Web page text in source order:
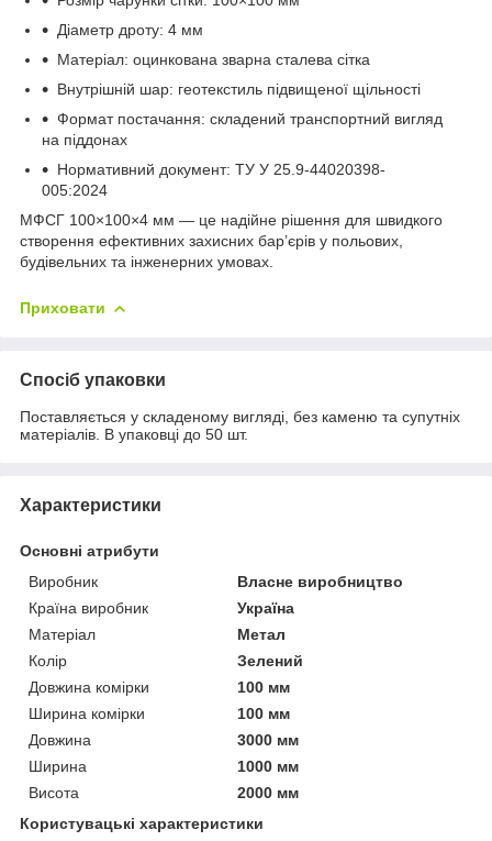
Діаметр дроту: 4 мм
Матеріал: оцинкована зварна сталева сітка
Внутрішній шар: геотекстиль підвищеної щільності
Формат постачання: складений транспортний вигляд
на піддонах
Нормативний документ: ТУ У 25.9-44020398-
005:2024
МФСГ 100×100×4 мм — це надійне рішення для швидкого
створення ефективних захисних бар’єрів у польових,
будівельних та інженерних умовах.
Приховати
Спосіб упаковки
Поставляється у складеному вигляді, без каменю та супутніх
матеріалів. В упаковці до 50 шт.
Характеристики
Основні атрибути
Виробник
Власне виробництво
Країна виробник
Україна
Матеріал
Метал
Колір
Зелений
Довжина комірки
100 мм
Ширина комірки
100 мм
Довжина
3000 мм
Ширина
1000 мм
Висота
2000 мм
Користувацькі характеристики